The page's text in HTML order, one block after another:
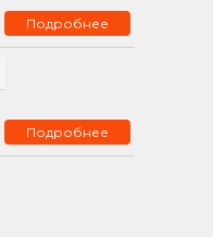
Подробнее
Подробнее